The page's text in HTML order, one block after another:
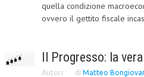
RISORSE UMANE
TREASURY IN FINANCIAL
RISK MANAGEMENT
quella condizione
ovvero il gettito fiscale
Il Progresso: la
Autori di Matteo